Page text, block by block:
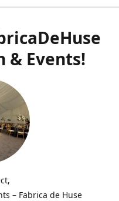
& Events!
– Fabrica de Huse